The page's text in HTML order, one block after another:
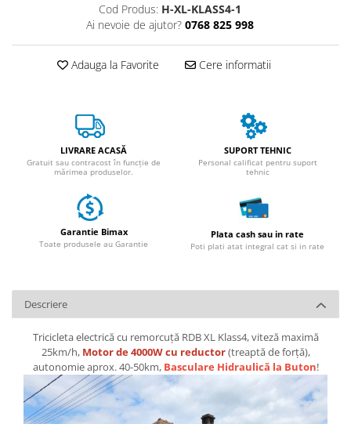
Cod Produs: H-XL-KLASS4-1
Ai nevoie de ajutor? 0768 825 998
Adauga la Favorite Cere informatii
LIVRARE ACASĂ
Gratuit sau contracost în funcție de
mărimea produselor.
SUPORT TEHNIC
Personal calificat pentru suport
tehnic
Garantie Bimax
Toate produsele au Garantie
Plata cash sau in rate
Poti plati atat integral cat si in rate
Descriere
Tricicleta electrică cu remorcuță RDB XL Klass4, viteză maximă
25km/h, Motor de 4000W cu reductor(treaptă de forță),
autonomie aprox. 40-50km, Basculare Hidraulică la Buton!